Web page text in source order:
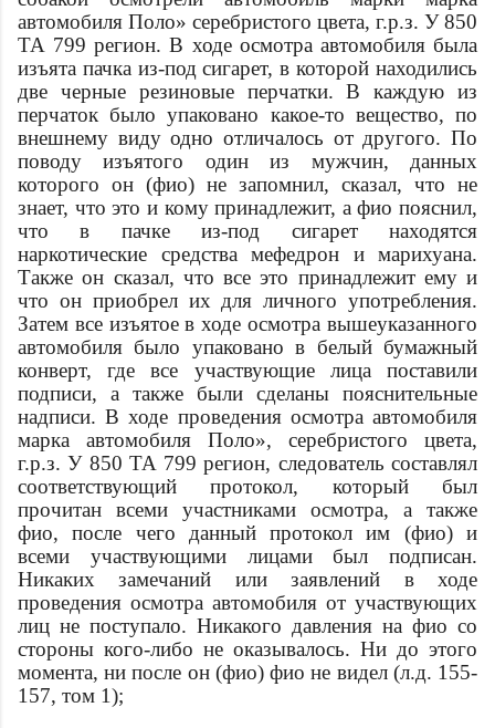
автомобиля Поло» серебристого цвета, г.р.з. У 850
ТА 799 регион. В ходе осмотра автомобиля была
изъята пачка из-под сигарет, в которой находились
две черные резиновые перчатки. В каждую из
перчаток было упаковано какое-то вещество, по
внешнему виду одно отличалось от другого. По
поводу изъятого один из мужчин, данных
которого он (фио) не запомнил, сказал, что не
знает, что это и кому принадлежит, афио пояснил,
что в пачке из-под сигарет находятся
наркотические средства мефедрон и марихуана.
Также он сказал, что все это принадлежит ему и
что он приобрел их для личного употребления.
Затем все изъятое в ходе осмотра вышеуказанного
автомобиля было упаковано в белый бумажный
конверт, где все участвующие лица поставили
подписи, а также были сделаны пояснительные
надписи. В ходе проведения осмотра автомобиля
марка автомобиля Поло», серебристого цвета,
г.р.з. У 850 ТА 799 регион, следователь составлял
соответствующий протокол, который был
прочитан всеми участниками осмотра, а также
фио, после чего данный протокол им (фио) и
всеми участвующими лицами был подписан.
Никаких замечаний или заявлений в ходе
проведения осмотра автомобиля от участвующих
лиц не поступало. Никакого давления на фио со
стороны кого-либо не оказывалось. Ни до этого
момента, ни после он (фио)фио не видел (л.д. 155-
157, том 1);